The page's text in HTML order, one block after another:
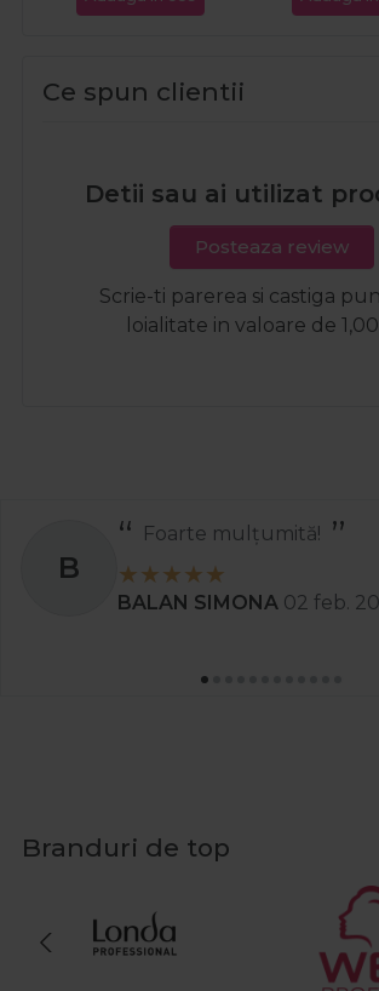
Ce spun clientii
Detii sau ai utilizat
Posteaza review
Scrie-ti parerea si castiga
loialitate in valoare de
mulțumită!
02 feb. 2026
Branduri de top